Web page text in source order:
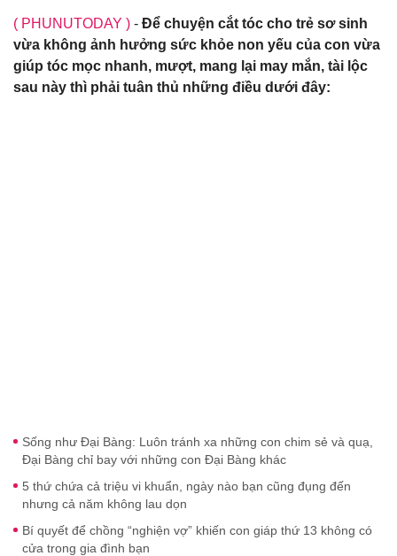
( PHUNUTODAY ) - Để chuyện cắt tóc cho trẻ sơ sinh
vừa không ảnh hưởng sức khỏe non yếu của con vừa
giúp tóc mọc nhanh, mượt, mang lại may mắn, tài lộc
sau này thì phải tuân thủ những điều dưới đây:
Sống như Đại Bàng: Luôn tránh xa những con chim sẻ và quạ,
Đại Bàng chỉ bay với những con Đại Bàng khác
5 thứ chứa cả triệu vi khuẩn, ngày nào bạn cũng đụng đến
nhưng cả năm không lau dọn
Bí quyết để chồng “nghiện vợ” khiến con giáp thứ 13 không có
cửa trong gia đình bạn